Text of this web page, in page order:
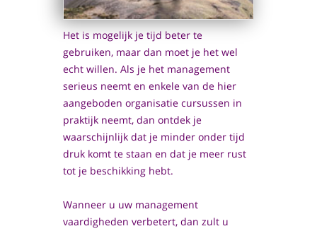
Het is mogelijk je tijd beter te
gebruiken, maar dan moet je het wel
echt willen. Als je het management
serieus neemt en enkele van de hier
aangeboden organisatie cursussen in
praktijk neemt, dan ontdek je
waarschijnlijk dat je minder onder tijd
druk komt te staan en dat je meer rust
tot je beschikking hebt.
Wanneer u uw management
vaardigheden verbetert, dan zult u